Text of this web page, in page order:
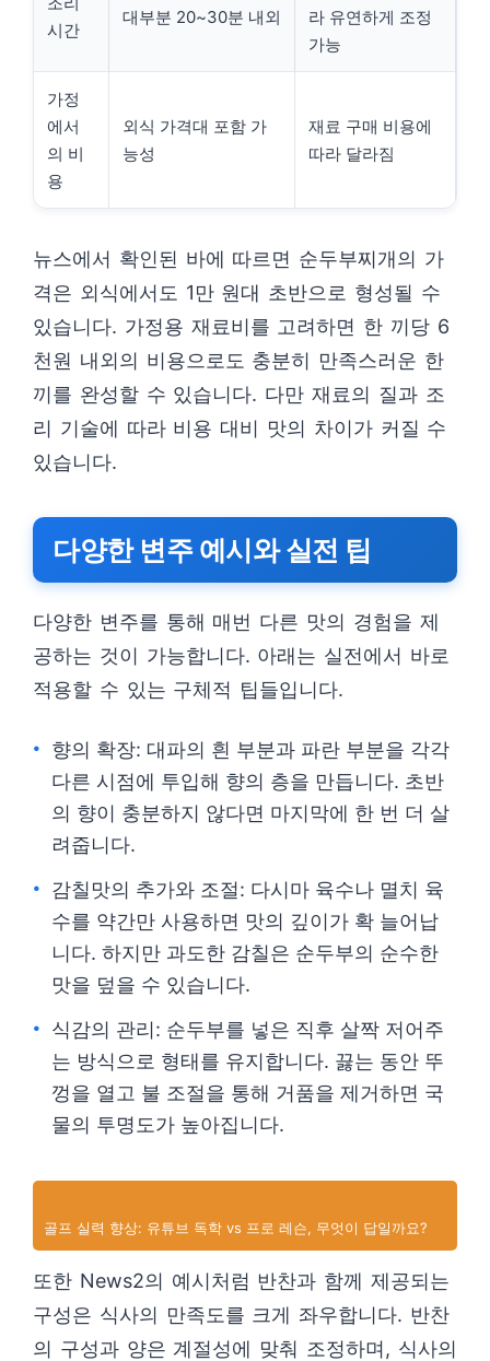
시간
대부분 20~30분 내외
라 유연하게 조정
가능
가정
에서
의 비
용
외식 가격대 포함 가
능성
재료 구매 비용에
따라 달라짐
뉴스에서 확인된 바에 따르면 순두부찌개의 가
격은 외식에서도 1만 원대 초반으로 형성될 수
있습니다. 가정용 재료비를 고려하면 한 끼당 6
천원 내외의 비용으로도 충분히 만족스러운 한
끼를 완성할 수 있습니다. 다만 재료의 질과 조
리 기술에 따라 비용 대비 맛의 차이가 커질 수
있습니다.
다양한 변주 예시와 실전 팁
다양한 변주를 통해 매번 다른 맛의 경험을 제
공하는 것이 가능합니다. 아래는 실전에서 바로
적용할 수 있는 구체적 팁들입니다.
향의 확장: 대파의 흰 부분과 파란 부분을 각각
다른 시점에 투입해 향의 층을 만듭니다. 초반
의 향이 충분하지 않다면 마지막에 한 번 더 살
려줍니다.
감칠맛의 추가와 조절: 다시마 육수나 멸치 육
수를 약간만 사용하면 맛의 깊이가 확 늘어납
니다. 하지만 과도한 감칠은 순두부의 순수한
맛을 덮을 수 있습니다.
식감의 관리: 순두부를 넣은 직후 살짝 저어주
는 방식으로 형태를 유지합니다. 끓는 동안 뚜
껑을 열고 불 조절을 통해 거품을 제거하면 국
물의 투명도가 높아집니다.
골프 실력 향상: 유튜브 독학 vs 프로 레슨, 무엇이 답일까요?
또한 News2의 예시처럼 반찬과 함께 제공되는
구성은 식사의 만족도를 크게 좌우합니다. 반찬
의 구성과 양은 계절성에 맞춰 조정하며, 식사의